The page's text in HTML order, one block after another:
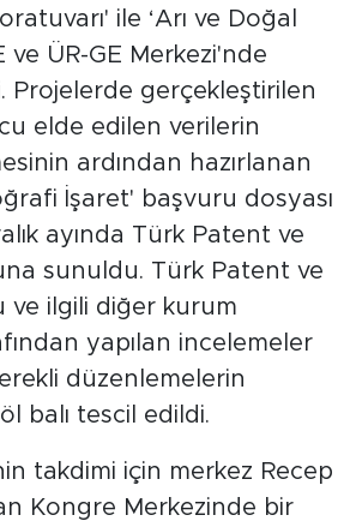
ile ‘Arı ve Doğal
ve ÜR-GE Merkezi'nde
Projelerde gerçekleştirilen
elde edilen verilerin
ardından hazırlanan
İşaret' başvuru dosyası
ayında Türk Patent ve
sunuldu. Türk Patent ve
ve ilgili diğer kurum
yapılan incelemeler
düzenlemelerin
balı tescil edildi.
takdimi için merkez Recep
Kongre Merkezinde bir